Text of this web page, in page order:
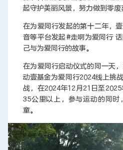
起守护美丽风景，努力做到零废
在为爱同行发起的第十二年，
音等平台发起#走啊为爱同行
己与为爱同行的故事。
在为爱同行启动仪式的同一天
动壹基金为爱同行2024线上挑
战，在2024年12月21日至
35公里以上，参与运动的同
童。